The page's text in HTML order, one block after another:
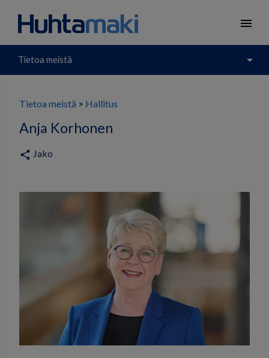
menu
Tietoa meistä arrow_drop_down
Tietoa meistä Hallitus
Anja Korhonen
share Jako